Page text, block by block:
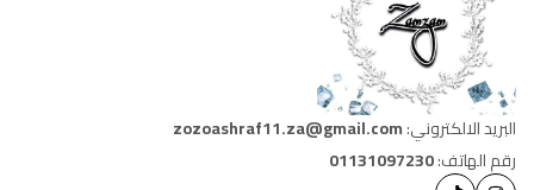
البريد الالكتروني:zozoashraf11.za@gmail.com
رقم الهاتف:01131097230